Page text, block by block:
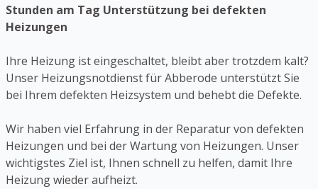
Stunden am Tag Unterstützung bei defekten
Heizungen
Ihre Heizung ist eingeschaltet, bleibt aber trotzdem kalt?
Unser Heizungsnotdienst für Abberode unterstützt Sie
bei Ihrem defekten Heizsystem und behebt die Defekte.
Wir haben viel Erfahrung in der Reparatur von defekten
Heizungen und bei der Wartung von Heizungen. Unser
wichtigstes Ziel ist, Ihnen schnell zu helfen, damit Ihre
Heizung wieder aufheizt.